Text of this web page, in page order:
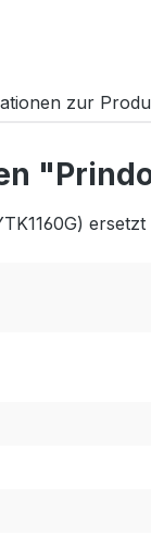
zur
ersetzt